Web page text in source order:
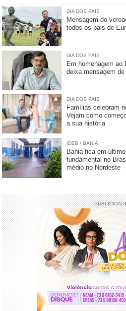
DIA DOS PAIS
Mensagem do
todos os pais de
DIA DOS PAIS
Em homenagem ao
deixa mensagem
DIA DOS PAIS
Famílias celebram
Vejam como
a sua história
IDEB / BAHIA
Bahia fica em
fundamental no
médio no Nordeste